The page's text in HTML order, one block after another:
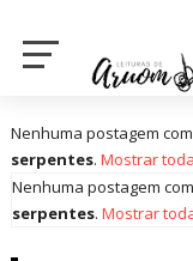
Nenhuma postagem
serpentes. Mostrar
Nenhuma postagem
serpentes. Mostrar